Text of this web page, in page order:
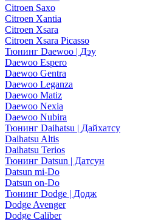
Citroen Saxo
Citroen Xantia
Citroen Xsara
Citroen Xsara Picasso
Тюнинг Daewoo | Дэу
Daewoo Espero
Daewoo Gentra
Daewoo Leganza
Daewoo Matiz
Daewoo Nexia
Daewoo Nubira
Тюнинг Daihatsu | Дайхатсу
Daihatsu Altis
Daihatsu Terios
Тюнинг Datsun | Датсун
Datsun mi-Do
Datsun on-Do
Тюнинг Dodge | Додж
Dodge Avenger
Dodge Caliber